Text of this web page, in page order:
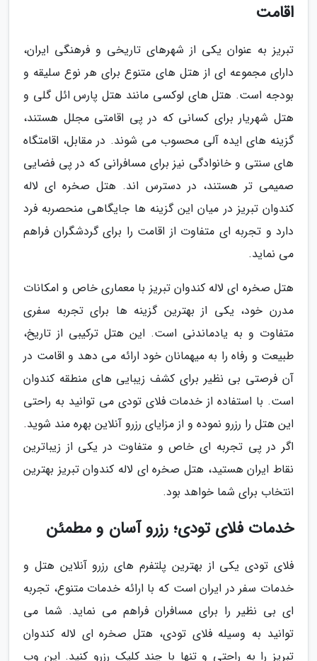
اقامت
تبریز به عنوان یکی از شهرهای تاریخی و فرهنگی ایران،
دارای مجموعه ای از هتل های متنوع برای هر نوع سلیقه و
بودجه است. هتل های لوکسی مانند هتل پارس ائل گلی و
هتل شهریار برای کسانی که در پی اقامتی مجلل هستند،
گزینه های ایده آلی محسوب می شوند. در مقابل، اقامتگاه
های سنتی و خانوادگی نیز برای مسافرانی که در پی فضایی
صمیمی تر هستند، در دسترس اند. هتل صخره ای لاله
کندوان تبریز در میان این گزینه ها جایگاهی منحصربه فرد
دارد و تجربه ای متفاوت از اقامت را برای گردشگران فراهم
می نماید.
هتل صخره ای لاله کندوان تبریز با معماری خاص و امکانات
مدرن خود، یکی از بهترین گزینه ها برای تجربه سفری
متفاوت و به یادماندنی است. این هتل ترکیبی از تاریخ،
طبیعت و رفاه را به میهمانان خود ارائه می دهد و اقامت در
آن فرصتی بی نظیر برای کشف زیبایی های منطقه کندوان
است. با استفاده از خدمات فلای تودی می توانید به راحتی
این هتل را رزرو نموده و از مزایای رزرو آنلاین بهره مند شوید.
اگر در پی تجربه ای خاص و متفاوت در یکی از زیباترین
نقاط ایران هستید، هتل صخره ای لاله کندوان تبریز بهترین
انتخاب برای شما خواهد بود.
خدمات فلای تودی؛ رزرو آسان و مطمئن
فلای تودی یکی از بهترین پلتفرم های رزرو آنلاین هتل و
خدمات سفر در ایران است که با ارائه خدمات متنوع، تجربه
ای بی نظیر را برای مسافران فراهم می نماید. شما می
توانید به وسیله فلای تودی، هتل صخره ای لاله کندوان
تبریز را به راحتی و تنها با چند کلیک رزرو کنید. این وب